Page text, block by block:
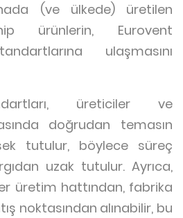
(ve ülkede) üretilen
ürünlerin, Eurovent
ulaşmasını
üreticiler ve
doğrudan temasın
tutulur, böylece süreç
uzak tutulur. Ayrıca,
üretim hattından, fabrika
noktasından alınabilir, bu